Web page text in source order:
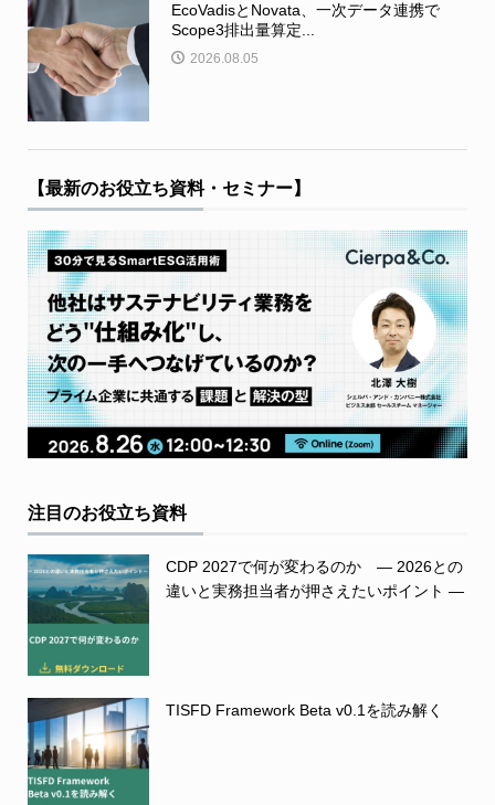
EcoVadisとNovata、一次データ連携で
Scope3排出量算定...
2026.08.05
【最新のお役立ち資料・セミナー】
注目のお役立ち資料
CDP 2027で何が変わるのか ― 2026との
違いと実務担当者が押さえたいポイント ―
TISFD Framework Beta v0.1を読み解く